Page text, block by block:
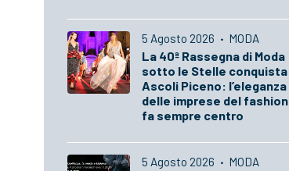
5 Agosto 2026 · MODA
La 40ª Rassegna di Moda
sotto le Stelle conquista
Ascoli Piceno: l’eleganza
delle imprese del fashion
fa sempre centro
5 Agosto 2026 · MODA